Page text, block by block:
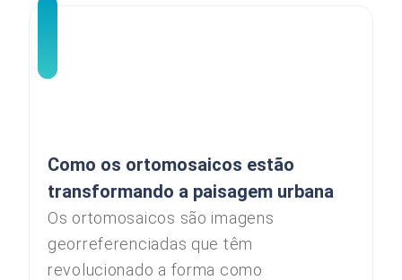
Como os ortomosaicos estão
transformando a paisagem urbana
Os ortomosaicos são imagens
georreferenciadas que têm
revolucionado a forma como